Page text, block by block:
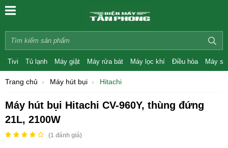
Tivi Tủ lạnh Máy giặt Máy rửa bát Máy lọc khí Điều hòa Máy
Trang chủ Máy hút bụi Hitachi
Máy hút bụi Hitachi CV-960Y, thùng đứng
21L, 2100W
(1 đánh giá)